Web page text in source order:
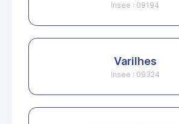
Insee : 09194
Varilhes
Insee : 09324